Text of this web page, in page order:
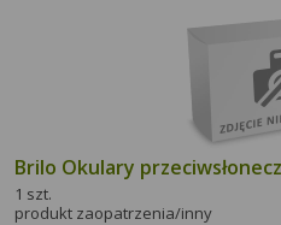
Brilo Okulary
1 szt.
produkt zaopatrzenia/inny